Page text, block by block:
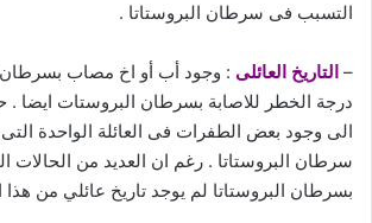
التسبب فى سرطان البروستاتا .
– التاريخ العائلى : وجود أب أو اخ مصاب بسرطان
درجة الخطر للاصابة بسرطان البروستات ايضا
الى وجود بعض الطفرات فى العائلة الواحدة
سرطان البروستاتا . رغم ان العديد من الحالات
بسرطان البروستاتا لم يوجد تاريخ عائلي من